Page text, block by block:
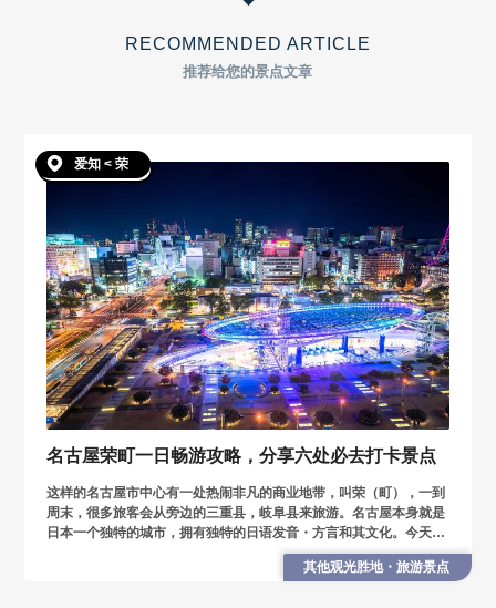
RECOMMENDED ARTICLE
推荐给您的景点文章
爱知 < 荣
名古屋荣町一日畅游攻略，分享六处必去打卡景点
这样的名古屋市中心有一处热闹非凡的商业地带，叫荣（町），一到
周末，很多旅客会从旁边的三重县，岐阜县来旅游。名古屋本身就是
日本一个独特的城市，拥有独特的日语发音・方言和其文化。今天，
我们以荣町为入口，带您领略日本中部工业大都市的魅力。
其他观光胜地・旅游景点